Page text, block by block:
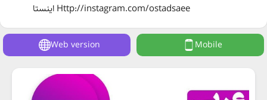
اینستا Http://instagram.com/ostadsaee
Web version Mobile